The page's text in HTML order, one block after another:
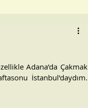
Adana’da Çakmak
İstanbul’daydım.